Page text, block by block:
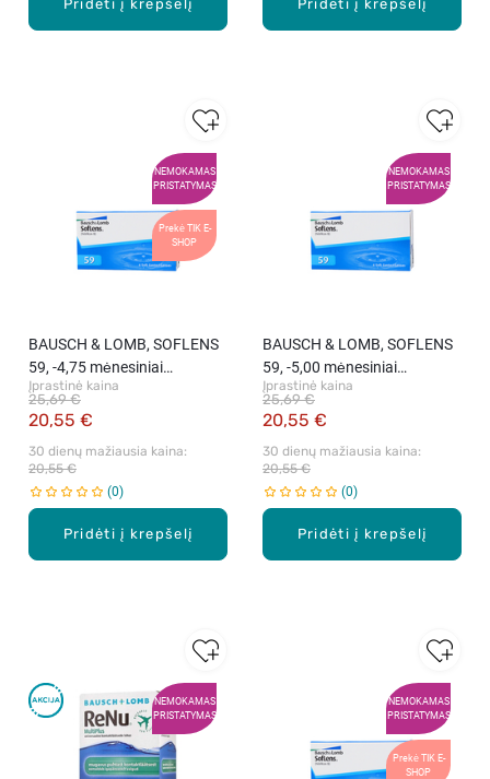
Pridėti į krepšelį Pridėti į krepšelį
NEMOKAMAS
PRISTATYMAS
Prekė TIK E-
SHOP
Pridėti į krepšelį
BAUSCH & LOMB, SOFLENS
59, -4,75 mėnesiniai
kontaktiniai lęšiai, 6 vnt.
Įprastinė kaina
20,55 €
25,69 €
30 dienų mažiausia kaina:
20,55 €
0
NEMOKAMAS
PRISTATYMAS
Pridėti į krepšelį
BAUSCH & LOMB, SOFLENS
59, -5,00 mėnesiniai
kontaktiniai lęšiai, 6 vnt.
Įprastinė kaina
20,55 €
25,69 €
30 dienų mažiausia kaina:
20,55 €
0
NEMOKAMAS
PRISTATYMAS
NEMOKAMAS
PRISTATYMAS
Prekė TIK E-
SHOP